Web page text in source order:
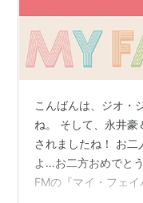
こんばんは、ジオ・
ね。 そして、永井
されましたね！ お
よ…お二方おめでと
FMの『マイ・フェ